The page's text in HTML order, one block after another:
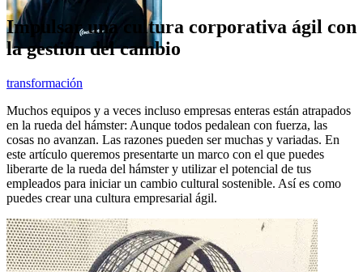
Impulsar una cultura corporativa ágil con
la gestión del cambio
transformación
Muchos equipos y a veces incluso empresas enteras están atrapados
en la rueda del hámster: Aunque todos pedalean con fuerza, las
cosas no avanzan. Las razones pueden ser muchas y variadas. En
este artículo queremos presentarte un marco con el que puedes
liberarte de la rueda del hámster y utilizar el potencial de tus
empleados para iniciar un cambio cultural sostenible. Así es como
puedes crear una cultura empresarial ágil.